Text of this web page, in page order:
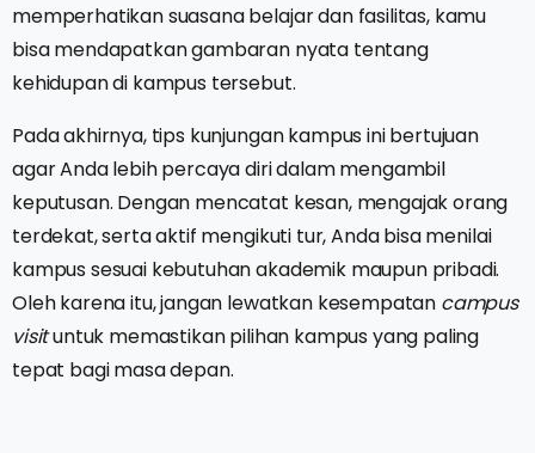
memperhatikan suasana belajar dan fasilitas, kamu
bisa mendapatkan gambaran nyata tentang
kehidupan di kampus tersebut.
Pada akhirnya, tips kunjungan kampus ini bertujuan
agar Anda lebih percaya diri dalam mengambil
keputusan. Dengan mencatat kesan, mengajak orang
terdekat, serta aktif mengikuti tur, Anda bisa menilai
kampus sesuai kebutuhan akademik maupun pribadi.
Oleh karena itu, jangan lewatkan kesempatan campus
visituntuk memastikan pilihan kampus yang paling
tepat bagi masa depan.